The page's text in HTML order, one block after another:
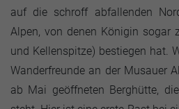
auf die schroff abfallenden
Alpen, von denen Königin sogar
und Kellenspitze) bestiegen hat.
Wanderfreunde an der Musauer
ab Mai geöffneten Berghütte,